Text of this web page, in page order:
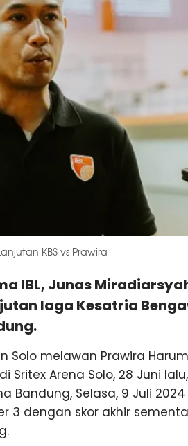
KBS vs Prawira
IBL, Junas
laga Kesatria
Solo melawan Prawira Harum
Arena Solo, 28 Juni
Bandung, Selasa, 9 Juli 2024
3 dengan skor akhir